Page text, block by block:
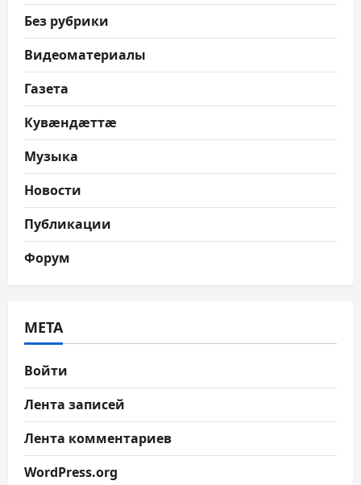
Без рубрики
Видеоматериалы
Газета
Кувæндæттæ
Музыка
Новости
Публикации
Форум
МЕТА
Войти
Лента записей
Лента комментариев
WordPress.org